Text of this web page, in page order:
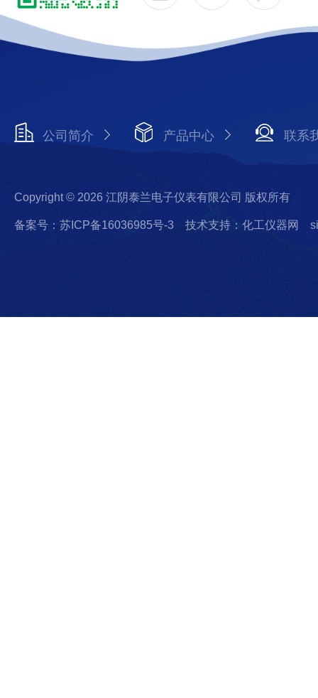
公司简介 产品中心 联系
Copyright © 2026 江阴泰兰电子仪表有限公司 版权所有
备案号：苏ICP备16036985号-3 技术支持：化工仪器网